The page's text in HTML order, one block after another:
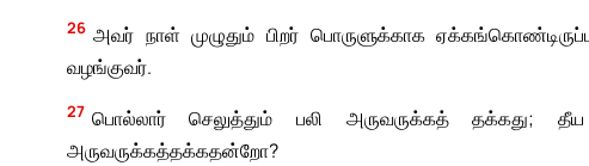
26 அவர் நாள் முழுதும் பிறர் பொருளுக்காக
வழங்குவர்.
27 பொல்லார் செலுத்தும் பலி அருவருக்கத் தக்கது;
அருவருக்கத்தக்கதன்றோ?